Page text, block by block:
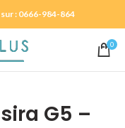
: 0666-984-864
0
G5 –